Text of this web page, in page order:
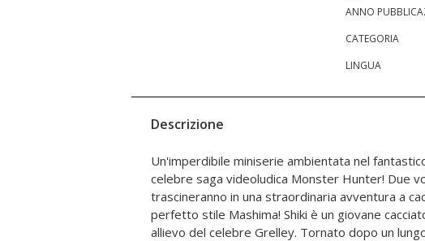
ANNO
CATEGORIA
LINGUA
Descrizione
Un'imperdibile miniserie ambientata nel
celebre saga videoludica Monster Hunter! Due
trascineranno in una straordinaria avventura a
perfetto stile Mashima! Shiki è un giovane
allievo del celebre Grelley. Tornato dopo un
iscrive alla gilda locale e fa la conoscenza di
molto determinata e testarda che scopre essere
mentore. Dopo un inizio un po' burrascoso, i due
decidono di formare una squadra per sconfiggere